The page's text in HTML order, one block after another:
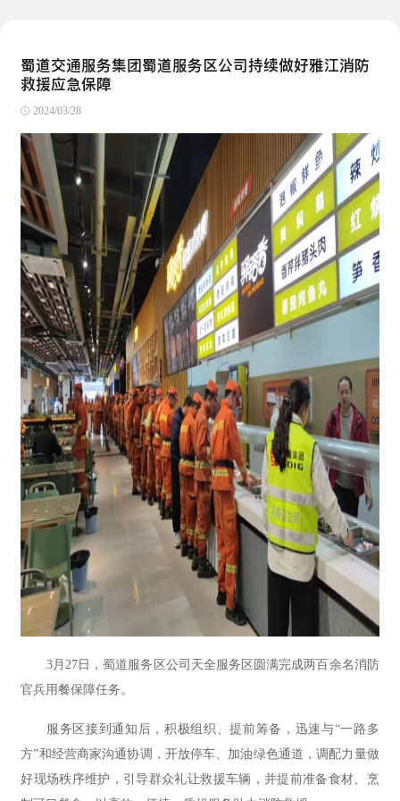
蜀道交通服务集团蜀道服务区公司持续做好雅江消防
救援应急保障
2024/03/28
3月27日，蜀道服务区公司天全服务区圆满完成两百余名消防
官兵用餐保障任务。
服务区接到通知后，积极组织、提前筹备，迅速与“一路多
方”和经营商家沟通协调，开放停车、加油绿色通道，调配力量做
好现场秩序维护，引导群众礼让救援车辆，并提前准备食材、烹